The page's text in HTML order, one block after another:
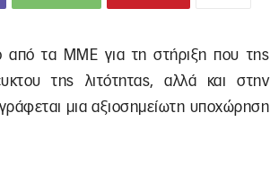
από τα ΜΜΕ για τη στήριξη που της
της λιτότητας, αλλά και στην
μια αξιοσημείωτη υποχώρηση